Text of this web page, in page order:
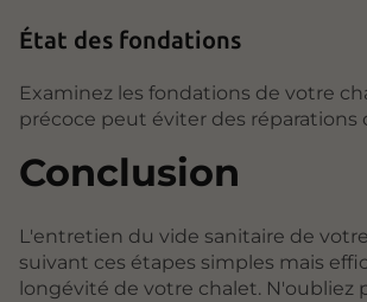
État des fondations
Examinez les fondations de votre
précoce peut éviter des réparations
Conclusion
L'entretien du vide sanitaire de
suivant ces étapes simples mais
longévité de votre chalet.